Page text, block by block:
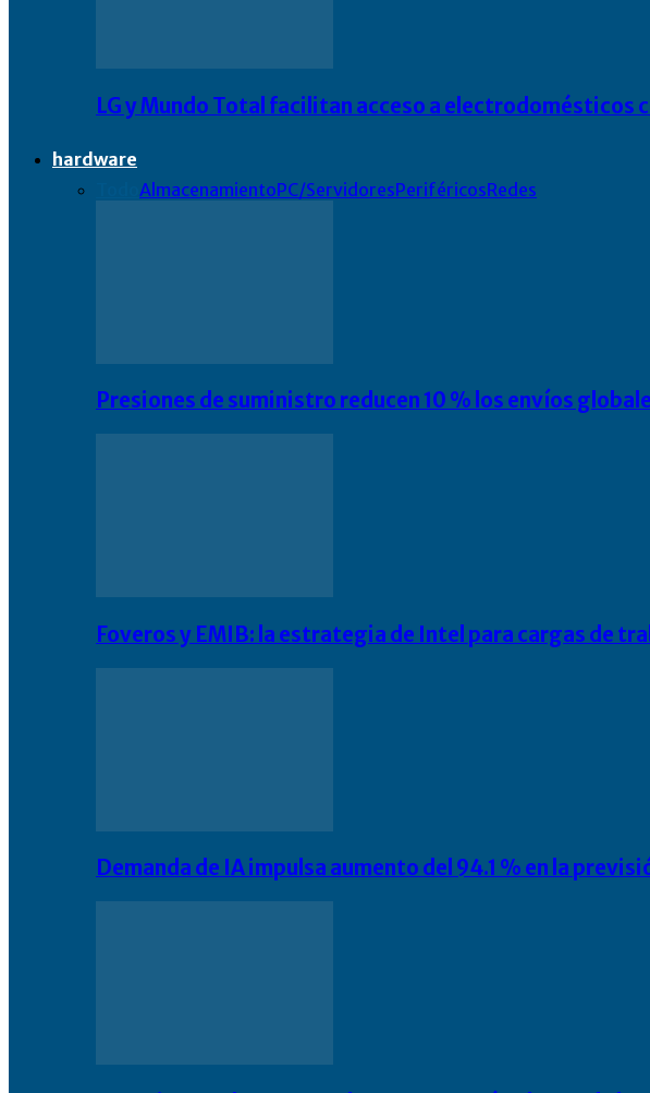
LG y Mundo Total facilitan acceso a
hardware
AlmacenamientoPC/ServidoresPeriféricosRedes
Presiones de suministro reducen 10 % los envíos
Foveros y EMIB: la estrategia de Intel para cargas de
Demanda de IA impulsa aumento del 94.1 % en la